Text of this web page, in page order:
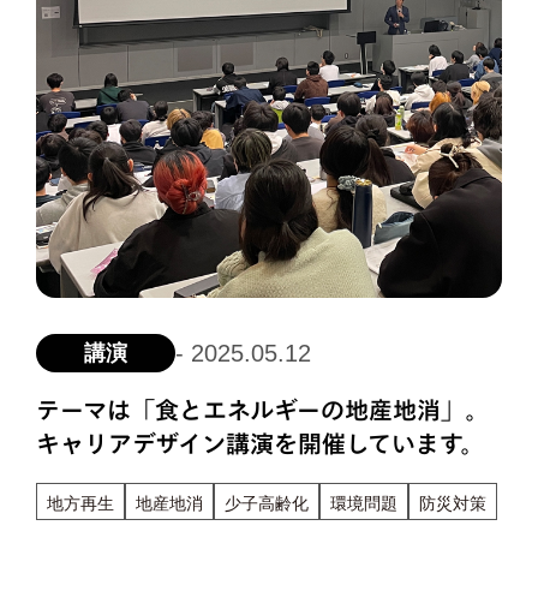
講演 - 2025.05.12
テーマは「食とエネルギーの地産地消」。
キャリアデザイン講演を開催しています。
地方再生 地産地消 少子高齢化 環境問題 防災対策